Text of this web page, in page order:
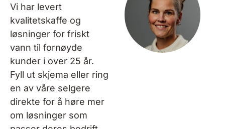
Vi har levert
kvalitetskaffe og
løsninger for friskt
vann til fornøyde
kunder i over 25 år.
Fyll ut skjema eller ring
en av våre selgere
direkte for å høre mer
om løsninger som